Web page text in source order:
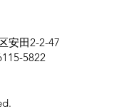
安田2-2-47
5822